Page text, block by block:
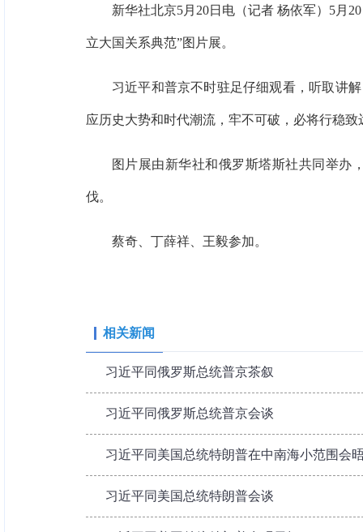
新华社北京5月20日电（记者 杨依军）5月
立大国关系典范”图片展。
习近平和普京不时驻足仔细观看，听取讲
应历史大势和时代潮流，牢不可破，必将行稳
图片展由新华社和俄罗斯塔斯社共同举办
伐。
蔡奇、丁薛祥、王毅参加。
相关新闻
习近平同俄罗斯总统普京茶叙
习近平同俄罗斯总统普京会谈
习近平同美国总统特朗普在中南海小范围会
习近平同美国总统特朗普会谈